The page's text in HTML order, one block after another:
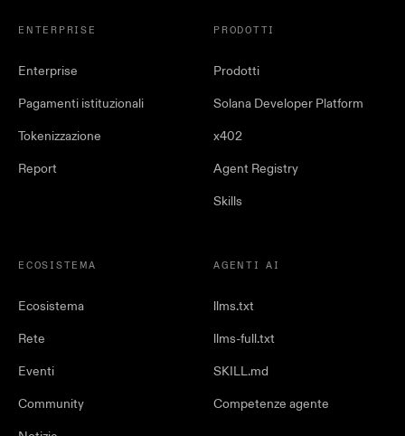
ENTERPRISE
Enterprise
Pagamenti istituzionali
Tokenizzazione
Report
PRODOTTI
Prodotti
Solana Developer Platform
x402
Agent Registry
Skills
ECOSISTEMA
Ecosistema
Rete
Eventi
Community
AGENTI AI
llms.txt
llms-full.txt
SKILL.md
Competenze agente